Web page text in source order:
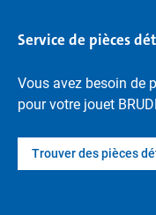
Service de pièces
Vous avez besoin de
pour votre jouet
Trouver des pièces